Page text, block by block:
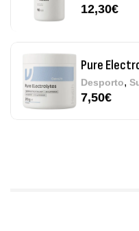
12,30€
Pure
Desporto,
7,50€